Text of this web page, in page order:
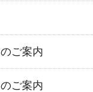
ご案内
ご案内